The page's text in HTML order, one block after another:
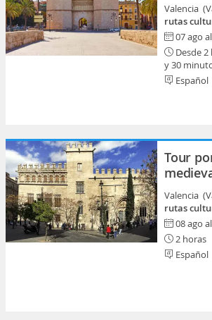
Valencia
rutas
07 ago
Desde
y 30
Español
Tour
Valencia
rutas
08 ago
2 horas
Español